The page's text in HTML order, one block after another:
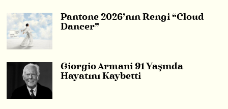
Pantone 2026’nın Rengi “Cloud
Dancer”
Giorgio Armani 91 Yaşında
Hayatını Kaybetti